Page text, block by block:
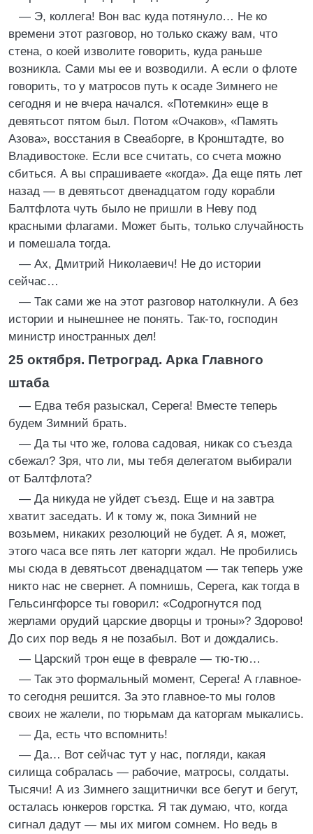
— Э, коллега! Вон вас куда потянуло… Не ко
времени этот разговор, но только скажу вам, что
стена, о коей изволите говорить, куда раньше
возникла. Сами мы ее и возводили. А если о флоте
говорить, то у матросов путь к осаде Зимнего не
сегодня и не вчера начался. «Потемкин» еще в
девятьсот пятом был. Потом «Очаков», «Память
Азова», восстания в Свеаборге, в Кронштадте, во
Владивостоке. Если все считать, со счета можно
сбиться. А вы спрашиваете «когда». Да еще пять лет
назад — в девятьсот двенадцатом году корабли
Балтфлота чуть было не пришли в Неву под
красными флагами. Может быть, только случайность
и помешала тогда.
— Ах, Дмитрий Николаевич! Не до истории
сейчас…
— Так сами же на этот разговор натолкнули. А без
истории и нынешнее не понять. Так-то, господин
министр иностранных дел!
25 октября. Петроград. Арка Главного
штаба
— Едва тебя разыскал, Серега! Вместе теперь
будем Зимний брать.
— Да ты что же, голова садовая, никак со съезда
сбежал? Зря, что ли, мы тебя делегатом выбирали
от Балтфлота?
— Да никуда не уйдет съезд. Еще и на завтра
хватит заседать. И к тому ж, пока Зимний не
возьмем, никаких резолюций не будет. А я, может,
этого часа все пять лет каторги ждал. Не пробились
мы сюда в девятьсот двенадцатом — так теперь уже
никто нас не свернет. А помнишь, Серега, как тогда в
Гельсингфорсе ты говорил: «Содрогнутся под
жерлами орудий царские дворцы и троны»? Здорово!
До сих пор ведь я не позабыл. Вот и дождались.
— Царский трон еще в феврале — тю-тю…
— Так это формальный момент, Серега! А главное-
то сегодня решится. За это главное-то мы голов
своих не жалели, по тюрьмам да каторгам мыкались.
— Да, есть что вспомнить!
— Да… Вот сейчас тут у нас, погляди, какая
силища собралась — рабочие, матросы, солдаты.
Тысячи! А из Зимнего защитнички все бегут и бегут,
осталась юнкеров горстка. Я так думаю, что, когда
сигнал дадут — мы их мигом сомнем. Но ведь в